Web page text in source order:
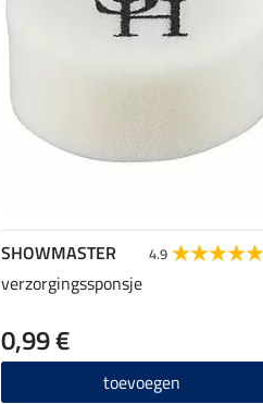
SHOWMASTER 4.9
verzorgingssponsje
0,99 €
toevoegen